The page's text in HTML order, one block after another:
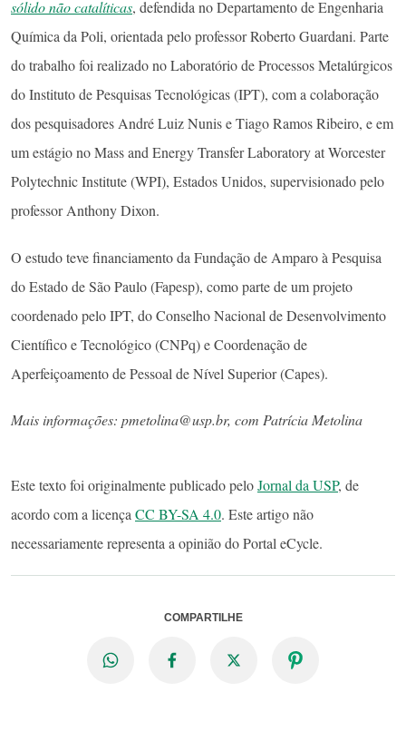
sólido não catalíticas, defendida no Departamento de Engenharia
Química da Poli, orientada pelo professor Roberto Guardani. Parte
do trabalho foi realizado no Laboratório de Processos Metalúrgicos
do Instituto de Pesquisas Tecnológicas (IPT), com a colaboração
dos pesquisadores André Luiz Nunis e Tiago Ramos Ribeiro, e em
um estágio no Mass and Energy Transfer Laboratory at Worcester
Polytechnic Institute (WPI), Estados Unidos, supervisionado pelo
professor Anthony Dixon.
O estudo teve financiamento da Fundação de Amparo à Pesquisa
do Estado de São Paulo (Fapesp), como parte de um projeto
coordenado pelo IPT, do Conselho Nacional de Desenvolvimento
Científico e Tecnológico (CNPq) e Coordenação de
Aperfeiçoamento de Pessoal de Nível Superior (Capes).
Mais informações: pmetolina@usp.br, com Patrícia Metolina
Este texto foi originalmente publicado peloJornal da USP, de
acordo com a licença CC BY-SA 4.0. Este artigo não
necessariamente representa a opinião do Portal eCycle.
COMPARTILHE